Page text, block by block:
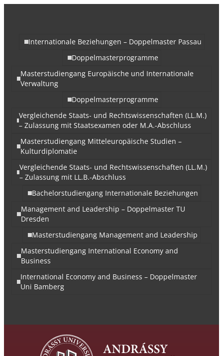
Internationale Beziehungen – Doppelmaster Passau
Doppelmasterprogramme
Masterstudiengang Europäische und Internationale
Verwaltung
Doppelmasterprogramme
Vergleichende Staats- und Rechtswissenschaften (LL.M.)
– Zulassung mit Staatsexamen oder M.A.-Abschluss
Masterstudiengang Mitteleuropäische Studien –
Kulturdiplomatie
Vergleichende Staats- und Rechtswissenschaften (LL.M.)
– Zulassung mit LL.B.-Abschluss
Bachelorstudiengang Internationale Beziehungen
Management and Leadership – Doppelmaster TU
Dresden
Masterstudiengang Management and Leadership
Masterstudiengang International Economy and
Business
International Economy and Business – Doppelmaster
Uni Bamberg